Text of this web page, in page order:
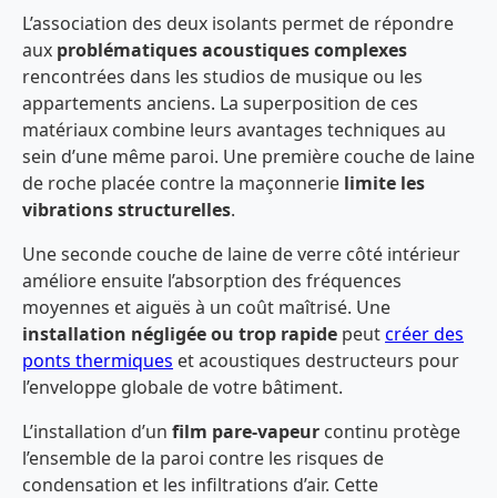
L’association des deux isolants permet de répondre
aux problématiques acoustiques complexes
rencontrées dans les studios de musique ou les
appartements anciens. La superposition de ces
matériaux combine leurs avantages techniques au
sein d’une même paroi. Une première couche de laine
de roche placée contre la maçonnerie limite les
vibrations structurelles.
Une seconde couche de laine de verre côté intérieur
améliore ensuite l’absorption des fréquences
moyennes et aiguës à un coût maîtrisé. Une
installation négligée ou trop rapide peutcréer des
ponts thermiques et acoustiques destructeurs pour
l’enveloppe globale de votre bâtiment.
L’installation d’un film pare-vapeur continu protège
l’ensemble de la paroi contre les risques de
condensation et les infiltrations d’air. Cette